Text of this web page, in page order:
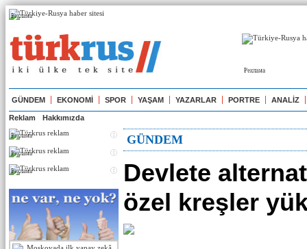
Реклама
Реклама
GÜNDEM EKONOMİ SPOR YAŞAM YAZARLAR PORTRE ANALİZ
Reklam Hakkımızda
Реклама
Реклама
Реклама
GÜNDEM
Devlete
özel kreşler